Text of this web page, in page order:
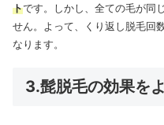
トです。しかし、全ての毛が同
せん。よって、くり返し脱毛回
なります。
3.髭脱毛の効果を